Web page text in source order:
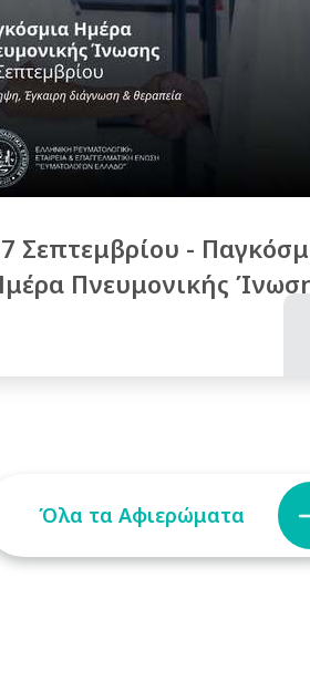
Σεπτεμβρίου -
Πνευμονικής
Όλα τα Αφιερώματα